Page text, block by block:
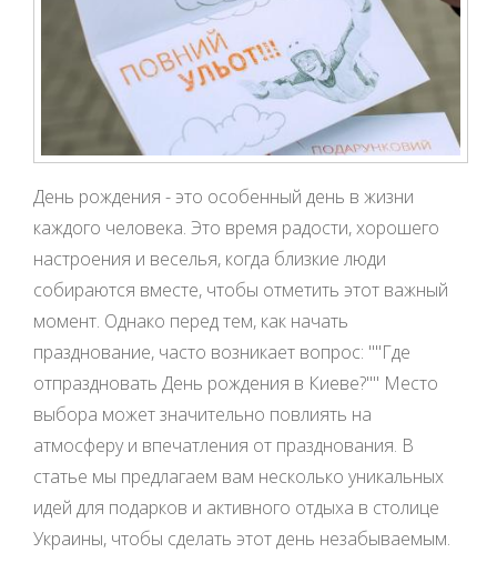
День рождения - это особенный день в жизни
каждого человека. Это время радости, хорошего
настроения и веселья, когда близкие люди
собираются вместе, чтобы отметить этот важный
момент. Однако перед тем, как начать
празднование, часто возникает вопрос: ""Где
отпраздновать День рождения в Киеве?"" Место
выбора может значительно повлиять на
атмосферу и впечатления от празднования. В
статье мы предлагаем вам несколько уникальных
идей для подарков и активного отдыха в столице
Украины, чтобы сделать этот день незабываемым.